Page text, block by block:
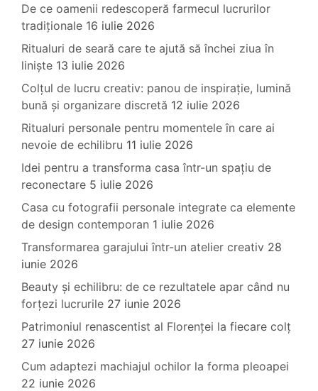
De ce oamenii redescoperă farmecul lucrurilor
tradiționale 16 iulie 2026
Ritualuri de seară care te ajută să închei ziua în
liniște 13 iulie 2026
Colțul de lucru creativ: panou de inspirație, lumină
bună și organizare discretă 12 iulie 2026
Ritualuri personale pentru momentele în care ai
nevoie de echilibru 11 iulie 2026
Idei pentru a transforma casa într-un spațiu de
reconectare 5 iulie 2026
Casa cu fotografii personale integrate ca elemente
de design contemporan 1 iulie 2026
Transformarea garajului într-un atelier creativ 28
iunie 2026
Beauty și echilibru: de ce rezultatele apar când nu
forțezi lucrurile 27 iunie 2026
Patrimoniul renascentist al Florenței la fiecare colț
27 iunie 2026
Cum adaptezi machiajul ochilor la forma pleoapei
22 iunie 2026